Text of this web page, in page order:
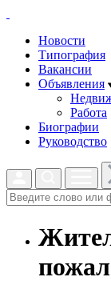
Новости
Типография
Вакансии
Объявления
Работа
Биографии
Руководство